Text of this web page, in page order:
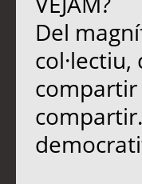
Del
compartir